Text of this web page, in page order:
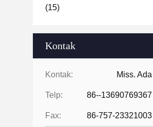
(15)
Kontak
Kontak: Miss. Ada
Telp: 86--13690769367
Fax: 86-757-23321003